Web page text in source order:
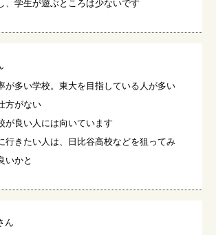
が多い学校。東大を目指している人が多い
方がない
が良い人には向いています
行きたい人は、日比谷高校などを狙ってみ
いかと
ん